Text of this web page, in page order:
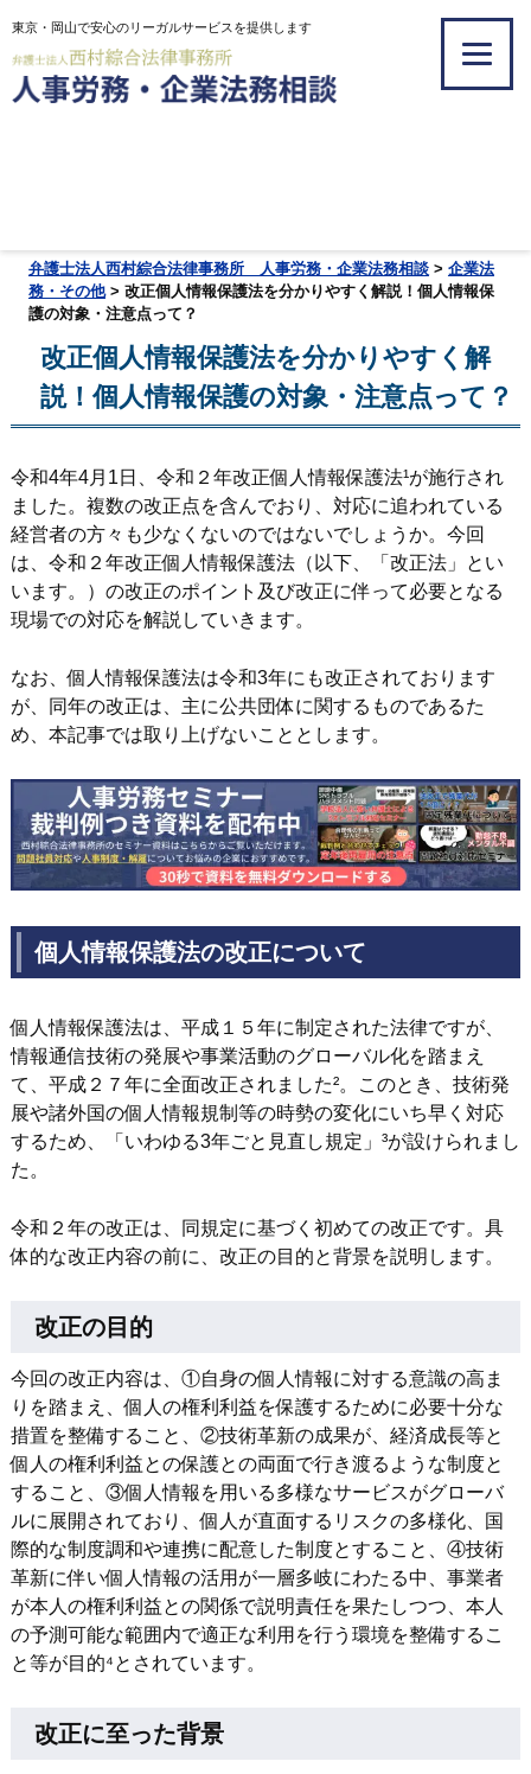
東京・岡山で安心のリーガルサービスを提供します
弁護士法人西村綜合法律事務所 人事労務・企業法務相談> 企業法
務・その他> 改正個人情報保護法を分かりやすく解説！個人情報保
護の対象・注意点って？
改正個人情報保護法を分かりやすく解
説！個人情報保護の対象・注意点って？
令和4年4月1日、令和２年改正個人情報保護法¹が施行され
ました。複数の改正点を含んでおり、対応に追われている
経営者の方々も少なくないのではないでしょうか。今回
は、令和２年改正個人情報保護法（以下、「改正法」とい
います。）の改正のポイント及び改正に伴って必要となる
現場での対応を解説していきます。
なお、個人情報保護法は令和3年にも改正されております
が、同年の改正は、主に公共団体に関するものであるた
め、本記事では取り上げないこととします。
個人情報保護法の改正について
個人情報保護法は、平成１５年に制定された法律ですが、
情報通信技術の発展や事業活動のグローバル化を踏まえ
て、平成２７年に全面改正されました²。このとき、技術発
展や諸外国の個人情報規制等の時勢の変化にいち早く対応
するため、「いわゆる3年ごと見直し規定」³が設けられまし
た。
令和２年の改正は、同規定に基づく初めての改正です。具
体的な改正内容の前に、改正の目的と背景を説明します。
改正の目的
今回の改正内容は、①自身の個人情報に対する意識の高ま
りを踏まえ、個人の権利利益を保護するために必要十分な
措置を整備すること、②技術革新の成果が、経済成長等と
個人の権利利益との保護との両面で行き渡るような制度と
すること、③個人情報を用いる多様なサービスがグローバ
ルに展開されており、個人が直面するリスクの多様化、国
際的な制度調和や連携に配意した制度とすること、④技術
革新に伴い個人情報の活用が一層多岐にわたる中、事業者
が本人の権利利益との関係で説明責任を果たしつつ、本人
の予測可能な範囲内で適正な利用を行う環境を整備するこ
と等が目的⁴とされています。
改正に至った背景